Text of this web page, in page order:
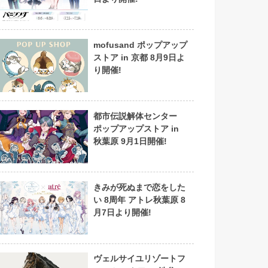
mofusand ポップアップ
ストア in 京都 8月9日よ
り開催!
都市伝説解体センター
ポップアップストア in
秋葉原 9月1日開催!
きみが死ぬまで恋をした
い 8周年 アトレ秋葉原 8
月7日より開催!
ヴェルサイユリゾートフ